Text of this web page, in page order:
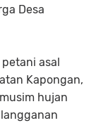
Desa
asal
Kapongan,
hujan